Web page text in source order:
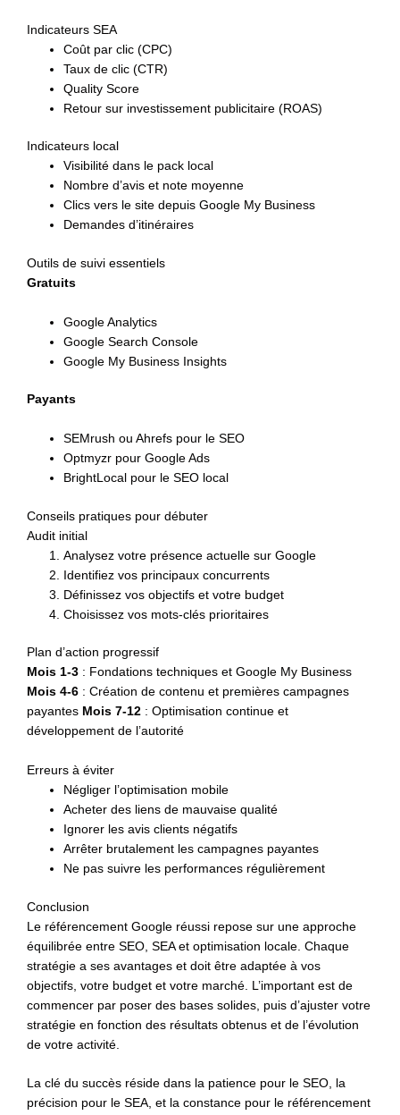
Indicateurs SEA
Coût par clic (CPC)
Taux de clic (CTR)
Quality Score
Retour sur investissement publicitaire (ROAS)
Indicateurs local
Visibilité dans le pack local
Nombre d’avis et note moyenne
Clics vers le site depuis Google My Business
Demandes d’itinéraires
Outils de suivi essentiels
Gratuits
Google Analytics
Google Search Console
Google My Business Insights
Payants
SEMrush ou Ahrefs pour le SEO
Optmyzr pour Google Ads
BrightLocal pour le SEO local
Conseils pratiques pour débuter
Audit initial
Analysez votre présence actuelle sur Google
Identifiez vos principaux concurrents
Définissez vos objectifs et votre budget
Choisissez vos mots-clés prioritaires
Plan d’action progressif
Mois 1-3 : Fondations techniques et Google My Business
Mois 4-6 : Création de contenu et premières campagnes
payantes Mois 7-12 : Optimisation continue et
développement de l’autorité
Erreurs à éviter
Négliger l’optimisation mobile
Acheter des liens de mauvaise qualité
Ignorer les avis clients négatifs
Arrêter brutalement les campagnes payantes
Ne pas suivre les performances régulièrement
Conclusion
Le référencement Google réussi repose sur une approche
équilibrée entre SEO, SEA et optimisation locale. Chaque
stratégie a ses avantages et doit être adaptée à vos
objectifs, votre budget et votre marché. L’important est de
commencer par poser des bases solides, puis d’ajuster votre
stratégie en fonction des résultats obtenus et de l’évolution
de votre activité.
La clé du succès réside dans la patience pour le SEO, la
précision pour le SEA, et la constance pour le référencement